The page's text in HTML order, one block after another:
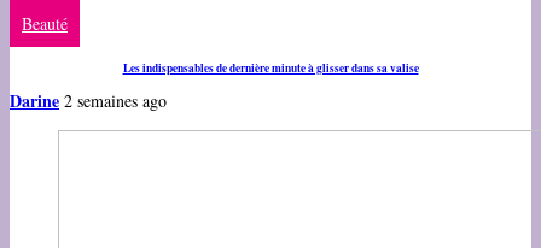
Beauté
Les indispensables de dernière minute à glisser dans sa valise
Darine 2 semaines ago